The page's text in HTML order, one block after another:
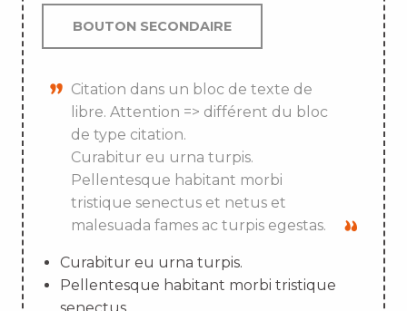
BOUTON SECONDAIRE
Citation dans un bloc de texte de
libre. Attention => différent du bloc
de type citation.
Curabitur eu urna turpis.
Pellentesque habitant morbi
tristique senectus et netus et
malesuada fames ac turpis egestas.
Curabitur eu urna turpis.
Pellentesque habitant morbi tristique